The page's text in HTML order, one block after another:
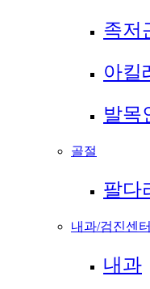
족저
아킬
발목
골절
팔다
내과/검진센터
내과